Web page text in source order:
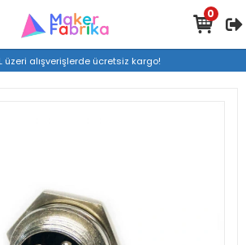
üzeri alışverişlerde ücretsiz kargo!
0